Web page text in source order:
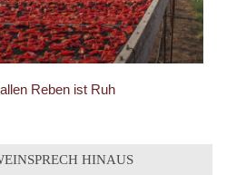
Reben ist Ruh
HINAUS